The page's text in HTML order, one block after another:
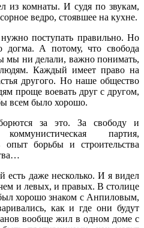
из комнаты. И судя по звукам,
ведро, стоявшее на кухне.
поступать правильно. Но
догма. А потому, что свобода
мы ни делали, важно понимать,
Каждый имеет право на
другого. Но наше общество
проще воевать друг с другом,
всем было хорошо.
за это. За свободу и
партия,
борьбы и строительства
даже несколько. И я видел
и левых, и правых. В столице
хорошо знаком с Анпиловым,
как и где они будут
вообще жил в одном доме с